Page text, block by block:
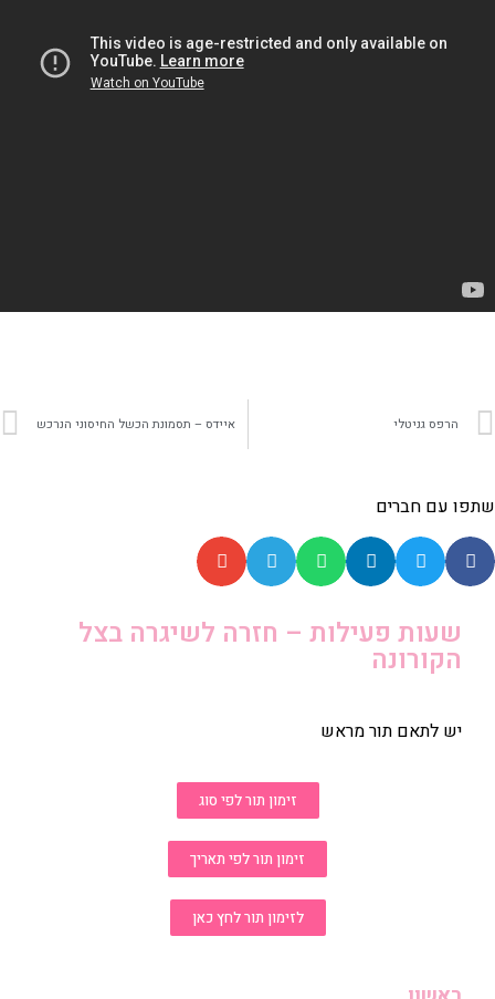
הרפס גניטלי איידס – תסמונת הכשל החיסוני הנרכש
שתפו עם חברים
שעות פעילות – חזרה לשיגרה בצל
הקורונה
יש לתאם תור מראש
זימון תור לפי סוג
זימון תור לפי תאריך
לזימון תור לחץ כאן